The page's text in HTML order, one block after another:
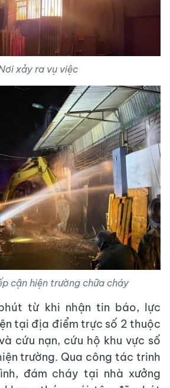
xảy ra vụ việc
cận hiện trường chữa cháy
từ khi nhận tin báo, lực
tại địa điểm trực số 2 thuộc
cứu nạn, cứu hộ khu vực số
trường. Qua công tác trinh
đám cháy tại nhà xưởng